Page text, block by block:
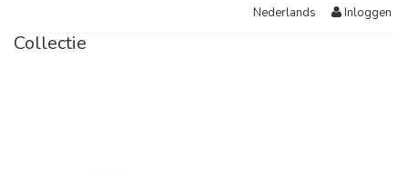
Nederlands Inloggen
Collectie